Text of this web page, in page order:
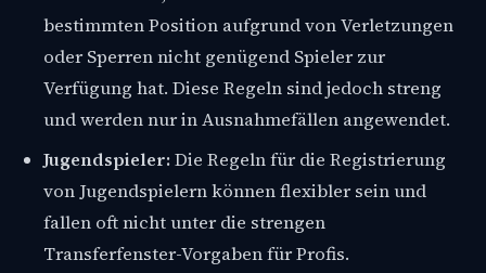
bestimmten Position aufgrund von Verletzungen
oder Sperren nicht genügend Spieler zur
Verfügung hat. Diese Regeln sind jedoch streng
und werden nur in Ausnahmefällen angewendet.
Jugendspieler:Die Regeln für die Registrierung
von Jugendspielern können flexibler sein und
fallen oft nicht unter die strengen
Transferfenster-Vorgaben für Profis.